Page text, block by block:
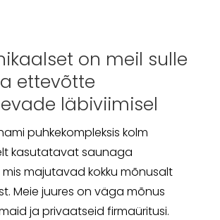
on meil sulle
ettevõtte
läbiviimisel
puhkekompleksis kolm
kasutatavat saunaga
majutavad kokku mõnusalt
Meie juures on väga mõnus
ja privaatseid firmaüritusi.